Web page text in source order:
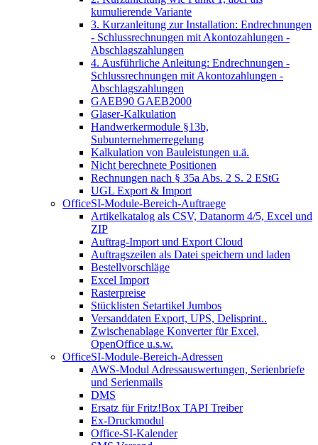
kumulierende Variante
3. Kurzanleitung zur Installation: Endrechnungen
- Schlussrechnungen mit Akontozahlungen -
Abschlagszahlungen
4. Ausführliche Anleitung: Endrechnungen -
Schlussrechnungen mit Akontozahlungen -
Abschlagszahlungen
GAEB90 GAEB2000
Glaser-Kalkulation
Handwerkermodule §13b,
Subunternehmerregelung
Kalkulation von Bauleistungen u.ä.
Nicht berechnete Positionen
Rechnungen nach § 35a Abs. 2 S. 2 EStG
UGL Export & Import
OfficeSI-Module-Bereich-Auftraege
Artikelkatalog als CSV, Datanorm 4/5, Excel und
ZIP
Auftrag-Import und Export Cloud
Auftragszeilen als Datei speichern und laden
Bestellvorschläge
Excel Import
Rasterpreise
Stücklisten Setartikel Jumbos
Versanddaten Export, UPS, Delisprint..
Zwischenablage Konverter für Excel,
OpenOffice u.s.w.
OfficeSI-Module-Bereich-Adressen
AWS-Modul Adressauswertungen, Serienbriefe
und Serienmails
DMS
Ersatz für Fritz!Box TAPI Treiber
Ex-Druckmodul
Office-SI-Kalender